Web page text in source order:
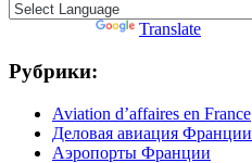
Translate
Рубрики:
Aviation d’affaires en France
Деловая авиация Франции
Аэропорты Франции